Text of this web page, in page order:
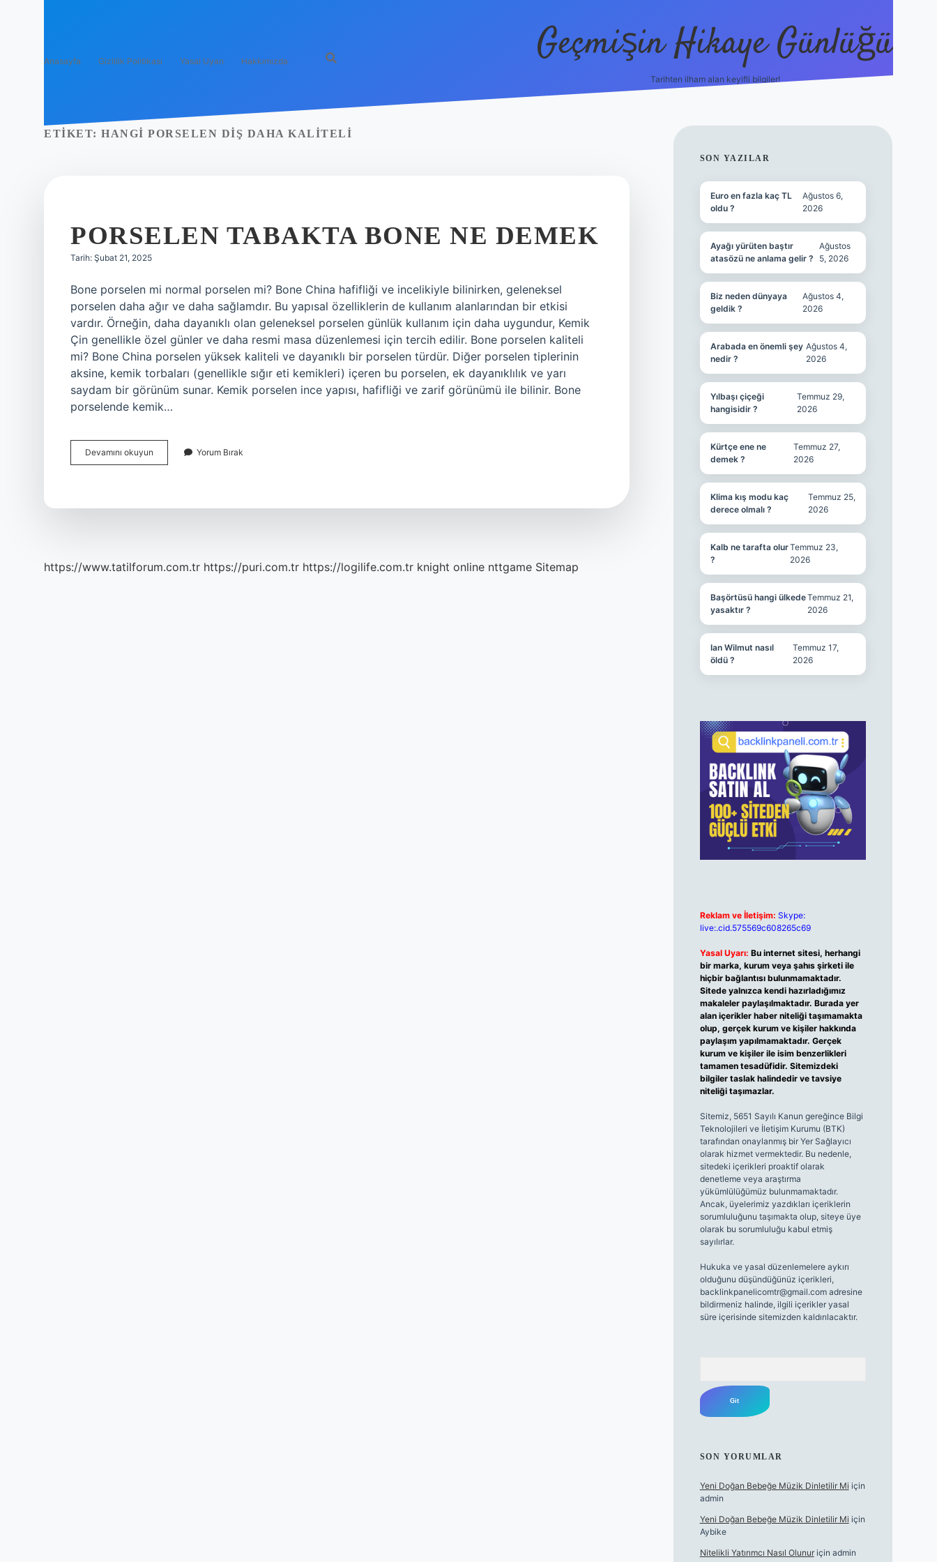
Anasayfa Gizlilik Politikası Yasal Uyarı Hakkımızda Geçmişin Hikaye Günlüğü
Tarihten ilham alan keyifli bilgiler!
ETIKET: HANGI PORSELEN DIŞ DAHA KALITELI
PORSELEN TABAKTA BONE NE DEMEK
Tarih: Şubat 21, 2025
Bone porselen mi normal porselen mi? Bone China hafifliği ve incelikiyle bilinirken, geleneksel
porselen daha ağır ve daha sağlamdır. Bu yapısal özelliklerin de kullanım alanlarından bir etkisi
vardır. Örneğin, daha dayanıklı olan geleneksel porselen günlük kullanım için daha uygundur, Kemik
Çin genellikle özel günler ve daha resmi masa düzenlemesi için tercih edilir. Bone porselen kaliteli
mi? Bone China porselen yüksek kaliteli ve dayanıklı bir porselen türdür. Diğer porselen tiplerinin
aksine, kemik torbaları (genellikle sığır eti kemikleri) içeren bu porselen, ek dayanıklılık ve yarı
saydam bir görünüm sunar. Kemik porselen ince yapısı, hafifliği ve zarif görünümü ile bilinir. Bone
porselende kemik…
Devamını okuyun Porselen
Tabakta
Yorum Bırak
https://www.tatilforum.com.tr https://puri.com.tr https://logilife.com.tr knight online nttgame Sitemap
SIDEBAR
SON YAZILAR
Euro en fazla kaç TL
oldu ?
Ağustos 6,
2026
Ayağı yürüten baştır
atasözü ne anlama gelir ?
Ağustos
5, 2026
Biz neden dünyaya
geldik ?
Ağustos 4,
2026
Arabada en önemli şey
nedir ?
Ağustos 4,
2026
Yılbaşı çiçeği
hangisidir ?
Temmuz 29,
2026
Kürtçe ene ne
demek ?
Temmuz 27,
2026
Klima kış modu kaç
derece olmalı ?
Temmuz 25,
2026
Kalb ne tarafta olur
?
Temmuz 23,
2026
Başörtüsü hangi ülkede
yasaktır ?
Temmuz 21,
2026
Ian Wilmut nasıl
öldü ?
Temmuz 17,
2026
Reklam ve İletişim: Skype:
live:.cid.575569c608265c69
Yasal Uyarı: Bu internet sitesi, herhangi
bir marka, kurum veya şahıs şirketi ile
hiçbir bağlantısı bulunmamaktadır.
Sitede yalnızca kendi hazırladığımız
makaleler paylaşılmaktadır. Burada yer
alan içerikler haber niteliği taşımamakta
olup, gerçek kurum ve kişiler hakkında
paylaşım yapılmamaktadır. Gerçek
kurum ve kişiler ile isim benzerlikleri
tamamen tesadüfidir. Sitemizdeki
bilgiler taslak halindedir ve tavsiye
niteliği taşımazlar.
Sitemiz, 5651 Sayılı Kanun gereğince Bilgi
Teknolojileri ve İletişim Kurumu (BTK)
tarafından onaylanmış bir Yer Sağlayıcı
olarak hizmet vermektedir. Bu nedenle,
sitedeki içerikleri proaktif olarak
denetleme veya araştırma
yükümlülüğümüz bulunmamaktadır.
Ancak, üyelerimiz yazdıkları içeriklerin
sorumluluğunu taşımakta olup, siteye üye
olarak bu sorumluluğu kabul etmiş
sayılırlar.
Hukuka ve yasal düzenlemelere aykırı
olduğunu düşündüğünüz içerikleri,
backlinkpanelicomtr@gmail.comadresine
bildirmeniz halinde, ilgili içerikler yasal
süre içerisinde sitemizden kaldırılacaktır.
SON YORUMLAR
Yeni Doğan Bebeğe Müzik Dinletilir Mi için
admin
Yeni Doğan Bebeğe Müzik Dinletilir Mi için
Aybike
Nitelikli Yatırımcı Nasıl Olunuriçin admin
betbox giriş